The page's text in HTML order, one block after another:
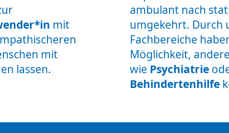
mit
mit
lassen.
ambulant nach
umgekehrt. Durch
Fachbereiche
Möglichkeit,
wie Psychiatrie
Behindertenhilfe